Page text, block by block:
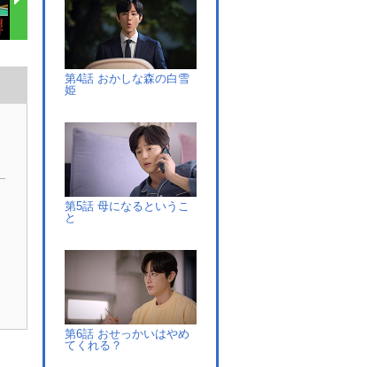
第4話 おかしな森の白雪
姫
第5話 母になるというこ
と
第6話 おせっかいはやめ
てくれる？